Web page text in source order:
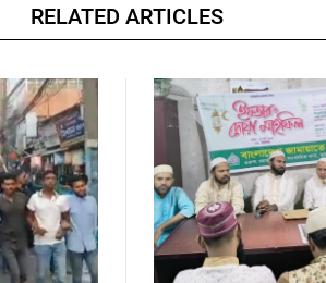
RELATED ARTICLES